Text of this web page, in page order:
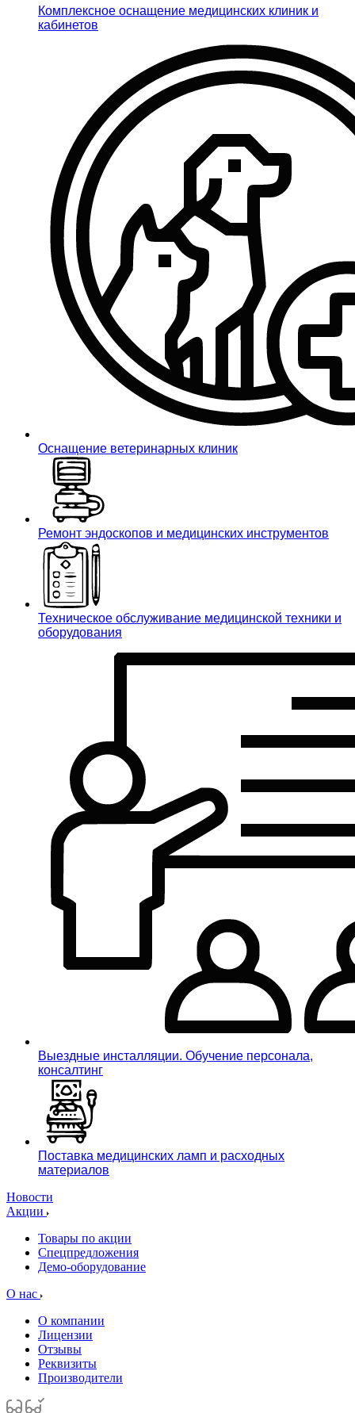
Комплексное оснащение медицинских клиник и
кабинетов
Оснащение ветеринарных клиник
Ремонт эндоскопов и медицинских инструментов
Техническое обслуживание медицинской техники и
оборудования
Выездные инсталляции. Обучение персонала,
консалтинг
Поставка медицинских ламп и расходных
материалов
Новости
Акции
Товары по акции
Спецпредложения
Демо-оборудование
О нас
О компании
Лицензии
Отзывы
Реквизиты
Производители